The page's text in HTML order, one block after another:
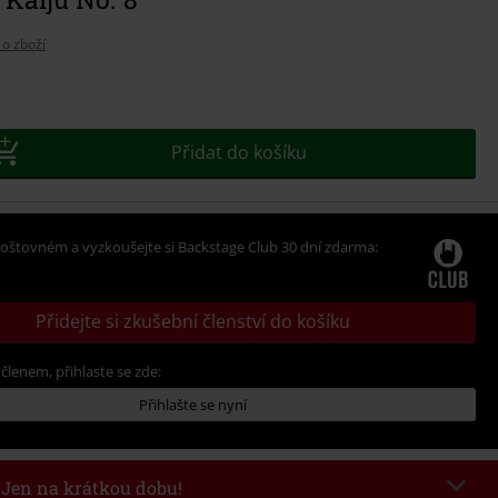
zboží
Přidat do košíku
a vyzkoušejte si Backstage Club 30 dní zdarma:
Přidejte si zkušební členství do košíku
přihlaste se zde:
Přihlašte se nyní
Jen na krátkou dobu!